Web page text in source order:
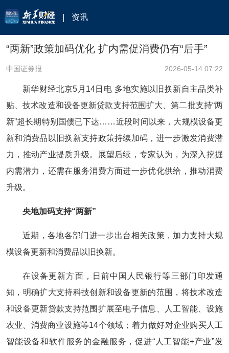
资讯
“两新”政策加码优化 扩内需促消费仍有“后手”
中国证券报 2026-05-14 07:22
新华财经北京5月14日电 多地实施以旧换新自主品类补
贴、技术改造和设备更新贷款支持范围扩大、第二批支持“两
新”超长期特别国债已下达……近段时间以来，大规模设备更
新和消费品以旧换新支持政策持续加码，进一步激发消费潜
力，推动产业提质升级。展望后续，专家认为，为深入挖掘
内需潜力，还需在服务消费方面进一步优化供给，推动消费
升级。
央地加码支持“两新”
近期，各地各部门进一步出台相关政策，加力支持大规
模设备更新和消费品以旧换新。
在设备更新方面，日前中国人民银行等三部门印发通
知，明确扩大支持科技创新和设备更新的范围，将技术改造
和设备更新贷款支持范围扩展至电子信息、人工智能、设施
农业、消费商业设施等14个领域；着力做好对企业购买人工
智能设备和软件服务的金融服务，促进“人工智能+产业”发